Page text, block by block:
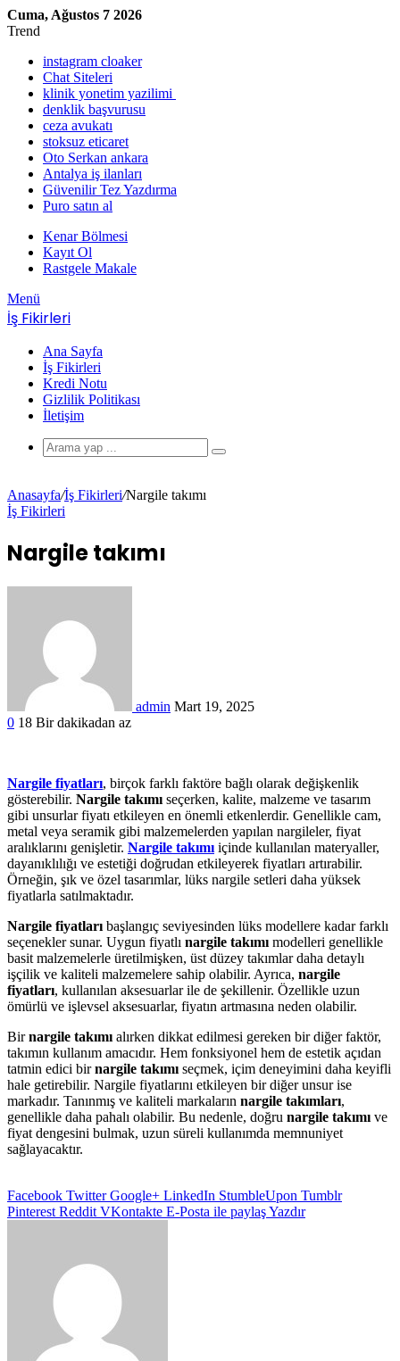
Cuma, Ağustos 7 2026
Trend
instagram cloaker
Chat Siteleri
klinik yonetim yazilimi
denklik başvurusu
ceza avukatı
stoksuz eticaret
Oto Serkan ankara
Antalya iş ilanları
Güvenilir Tez Yazdırma
Puro satın al
Kenar Bölmesi
Kayıt Ol
Rastgele Makale
Menü
İş Fikirleri
Ana Sayfa
İş Fikirleri
Kredi Notu
Gizlilik Politikası
İletişim
Anasayfa/İş Fikirleri/Nargile takımı
İş Fikirleri
Nargile takımı
admin Mart 19, 2025
0 18 Bir dakikadan az
Nargile fiyatları, birçok farklı faktöre bağlı olarak değişkenlik
gösterebilir. Nargile takımı seçerken, kalite, malzeme ve tasarım
gibi unsurlar fiyatı etkileyen en önemli etkenlerdir. Genellikle cam,
metal veya seramik gibi malzemelerden yapılan nargileler, fiyat
aralıklarını genişletir. Nargile takımı içinde kullanılan materyaller,
dayanıklılığı ve estetiği doğrudan etkileyerek fiyatları artırabilir.
Örneğin, şık ve özel tasarımlar, lüks nargile setleri daha yüksek
fiyatlarla satılmaktadır.
Nargile fiyatları başlangıç seviyesinden lüks modellere kadar farklı
seçenekler sunar. Uygun fiyatlı nargile takımı modelleri genellikle
basit malzemelerle üretilmişken, üst düzey takımlar daha detaylı
işçilik ve kaliteli malzemelere sahip olabilir. Ayrıca, nargile
fiyatları, kullanılan aksesuarlar ile de şekillenir. Özellikle uzun
ömürlü ve işlevsel aksesuarlar, fiyatın artmasına neden olabilir.
Birnargile takımı alırken dikkat edilmesi gereken bir diğer faktör,
takımın kullanım amacıdır. Hem fonksiyonel hem de estetik açıdan
tatmin edici birnargile takımı seçmek, içim deneyimini daha keyifli
hale getirebilir. Nargile fiyatlarını etkileyen bir diğer unsur ise
markadır. Tanınmış ve kaliteli markaların nargile takımları,
genellikle daha pahalı olabilir. Bu nedenle, doğru nargile takımı ve
fiyat dengesini bulmak, uzun süreli kullanımda memnuniyet
sağlayacaktır.
Facebook Twitter Google+ LinkedIn StumbleUpon Tumblr
Pinterest Reddit VKontakte E-Posta ile paylaşYazdır